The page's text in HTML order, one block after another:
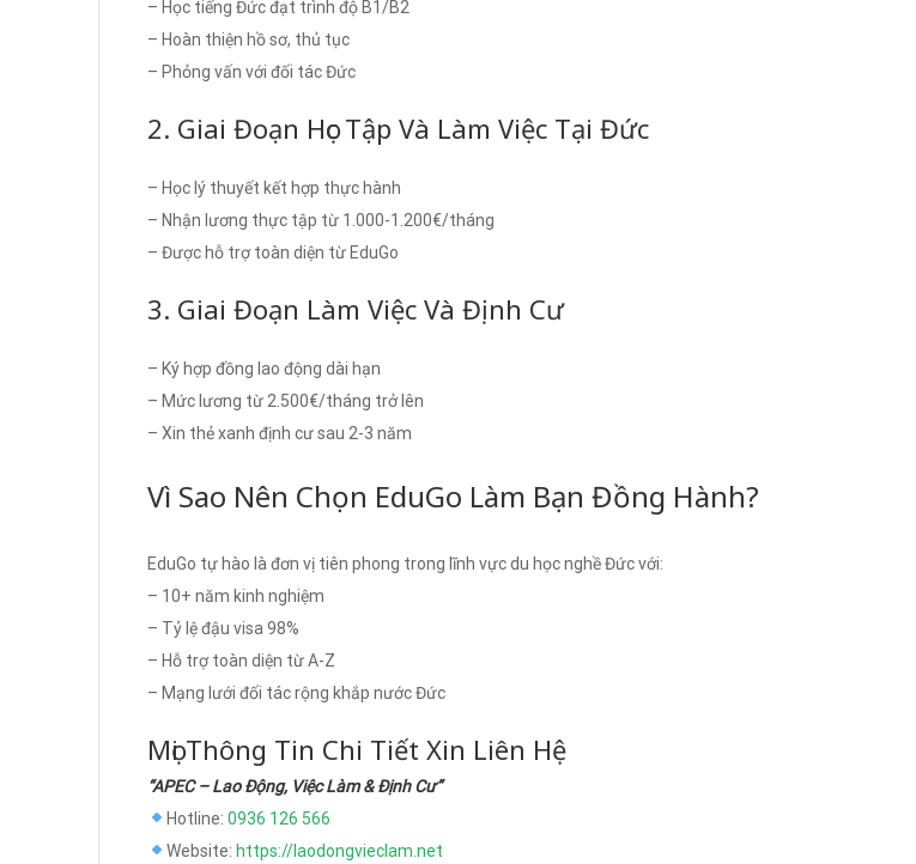
– Học tiếng Đức đạt trình độ B1/B2
– Hoàn thiện hồ sơ, thủ tục
– Phỏng vấn với đối tác Đức
2. Giai Đoạn Học Tập Và Làm Việc Tại Đức
– Học lý thuyết kết hợp thực hành
– Nhận lương thực tập từ 1.000-1.200€/tháng
– Được hỗ trợ toàn diện từ EduGo
3. Giai Đoạn Làm Việc Và Định Cư
– Ký hợp đồng lao động dài hạn
– Mức lương từ 2.500€/tháng trở lên
– Xin thẻ xanh định cư sau 2-3 năm
Vì Sao Nên Chọn EduGo Làm Bạn Đồng Hành?
EduGo tự hào là đơn vị tiên phong trong lĩnh vực du học nghề Đức với:
– 10+ năm kinh nghiệm
– Tỷ lệ đậu visa 98%
– Hỗ trợ toàn diện từ A-Z
– Mạng lưới đối tác rộng khắp nước Đức
Mọi Thông Tin Chi Tiết Xin Liên Hệ
“APEC – Lao Động, Việc Làm & Định Cư”
Hotline: 0936 126 566
Website: https://laodongvieclam.net